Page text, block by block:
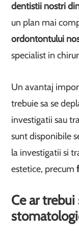
dentistii nostri
un plan mai
ordontontului
specialist in
Un avantaj
trebuie sa se
investigatii sau
sunt disponibile
la investigatii si
estetice, precum
Ce ar